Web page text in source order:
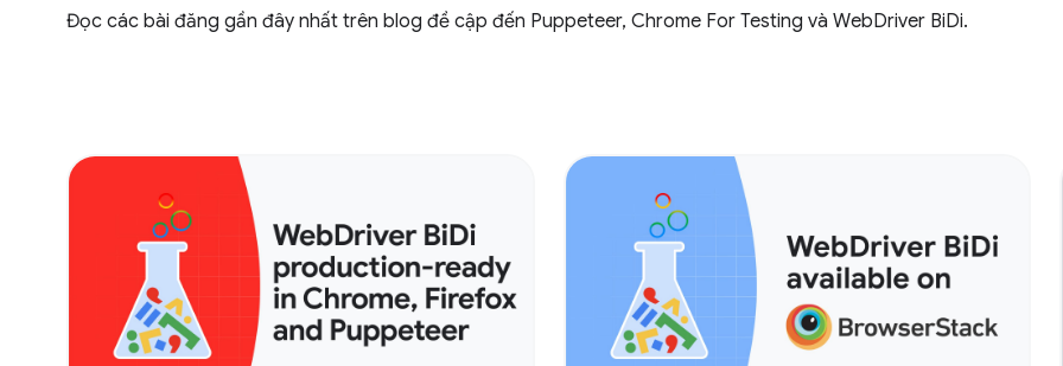
Đọc các bài đăng gần đây nhất trên blog đề cập đến Puppeteer, Chrome For Testing và WebDriver BiDi.